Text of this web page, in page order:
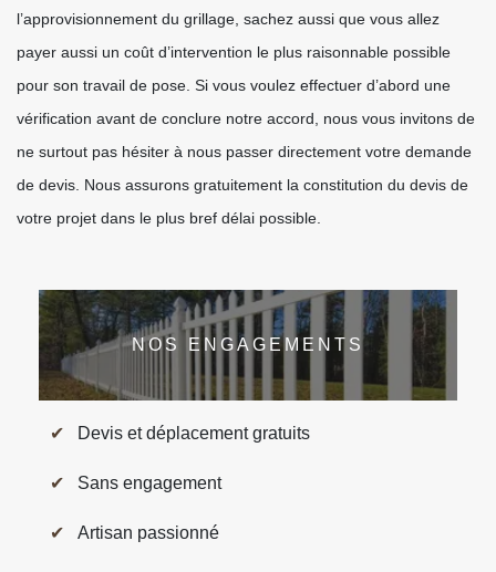
l’approvisionnement du grillage, sachez aussi que vous allez
payer aussi un coût d’intervention le plus raisonnable possible
pour son travail de pose. Si vous voulez effectuer d’abord une
vérification avant de conclure notre accord, nous vous invitons de
ne surtout pas hésiter à nous passer directement votre demande
de devis. Nous assurons gratuitement la constitution du devis de
votre projet dans le plus bref délai possible.
NOS ENGAGEMENTS
Devis et déplacement gratuits
Sans engagement
Artisan passionné